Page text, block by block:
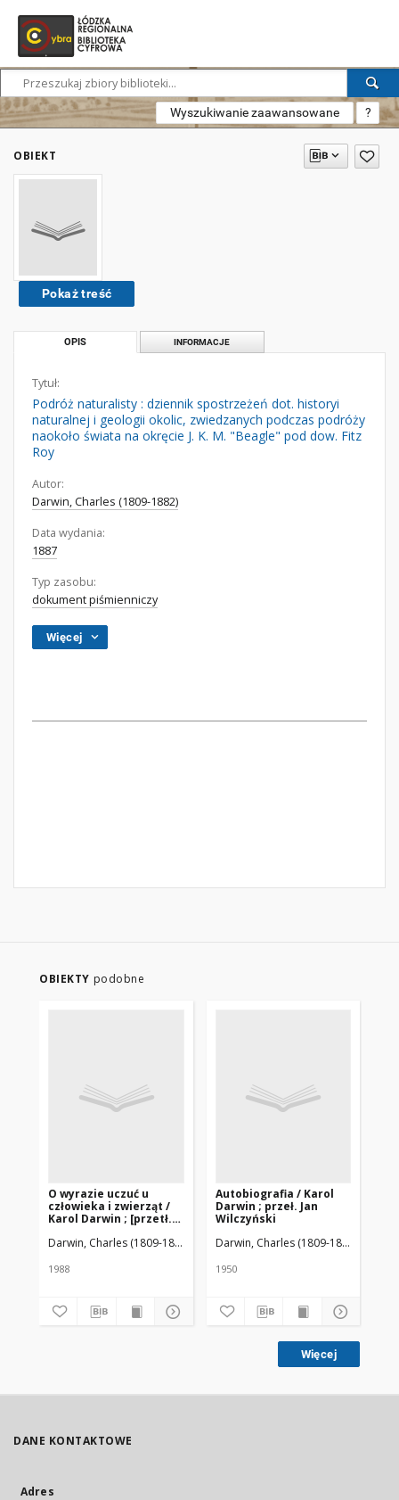
Wyszukiwanie zaawansowane ?
OBIEKT
Pokaż treść
OPIS INFORMACJE
Tytuł:
Podróż naturalisty : dziennik spostrzeżeń dot. historyi
naturalnej i geologii okolic, zwiedzanych podczas podróży
naokoło świata na okręcie J. K. M. "Beagle" pod dow. Fitz
Roy
Autor:
Darwin, Charles (1809-1882)
Data wydania:
1887
Typ zasobu:
dokument piśmienniczy
Więcej
OBIEKTY podobne
O wyrazie uczuć u
człowieka i zwierząt /
Karol Darwin ; [przetł.
Zaćwilichowska ; red.
Wojtusiak ; przedm.
Darwin, Charles (1809-1882) Majlert, Zofia (1917- ). Tł.;
1988
Autobiografia / Karol
Darwin ; przeł. Jan
Wilczyński
Darwin, Charles (1809-1882)
1950
Więcej
DANE KONTAKTOWE
Adres